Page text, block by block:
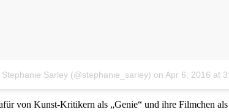
Sarley (@stephanie_sarley) on Apr 6, 2016 at
von Kunst-Kritikern als „Genie“ und ihre Filmchen